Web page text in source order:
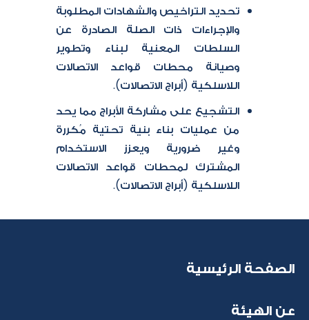
تحديد التراخيص والشهادات المطلوبة
والإجراءات ذات الصلة الصادرة عن
السلطات المعنية لبناء وتطوير
وصيانة محطات قواعد الاتصالات
اللاسلكية (أبراج الاتصالات).
التشجيع على مشاركة الأبراج مما يحد
من عمليات بناء بنية تحتية مُكررة
وغير ضرورية ويعزز الاستخدام
المشترك لمحطات قواعد الاتصالات
اللاسلكية (أبراج الاتصالات).​
الصفحة الرئيسية
عن الهيئة